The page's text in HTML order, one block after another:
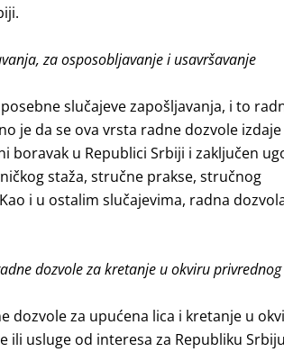
za osposobljavanje i usavršavanje
slučajeve zapošljavanja, i to
je da se ova vrsta radne dozvole
u Republici Srbiji i zaključen
staža, stručne prakse, stručnog
i u ostalim slučajevima, radna
dozvole za kretanje u okviru
dozvole za upućena lica i kretanje u
usluge od interesa za Republiku